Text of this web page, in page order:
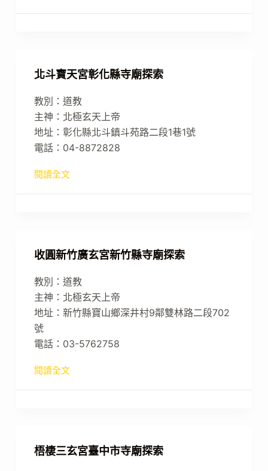
北斗寶天宮彰化縣寺廟探索
教別：道教
主神：北極玄天上帝
地址：彰化縣北斗鎮斗苑路二段1巷1號
電話：04-8872828
閱讀全文
收圓新竹廣玄宮新竹縣寺廟探索
教別：道教
主神：北極玄天上帝
地址：新竹縣寶山鄉深井村9鄰雙林路二段702
號
電話：03-5762758
閱讀全文
梧棲三玄宮臺中市寺廟探索